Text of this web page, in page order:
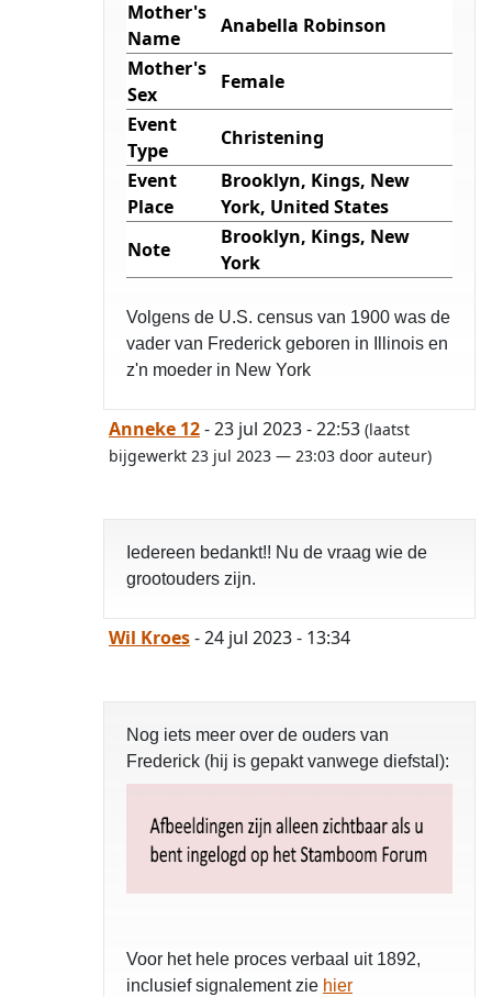
Mother's
Name
Anabella Robinson
Mother's
Sex
Female
Event
Type
Christening
Event
Place
Brooklyn, Kings, New
York, United States
Note
Brooklyn, Kings, New
York
Volgens de U.S. census van 1900 was de
vader van Frederick geboren in Illinois en
z'n moeder in New York
Anneke 12- 23 jul 2023 - 22:53 (laatst
bijgewerkt 23 jul 2023 — 23:03 door auteur)
Iedereen bedankt!! Nu de vraag wie de
grootouders zijn.
Wil Kroes- 24 jul 2023 - 13:34
Nog iets meer over de ouders van
Frederick (hij is gepakt vanwege diefstal):
Voor het hele proces verbaal uit 1892,
inclusief signalement zie hier